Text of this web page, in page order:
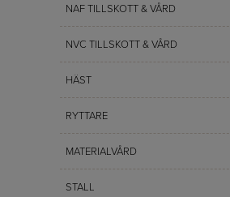
NAF TILLSKOTT & VÅRD
NVC TILLSKOTT & VÅRD
HÄST
RYTTARE
MATERIALVÅRD
STALL